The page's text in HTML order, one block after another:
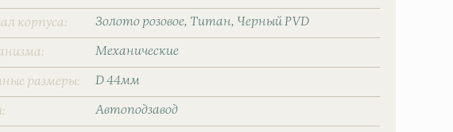
корпуса Золото розовое Титан Черный PVD
Механические
размеры D 44мм
Автоподзавод